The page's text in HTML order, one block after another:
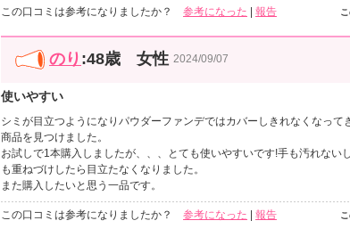
この口コミは参考になりましたか？ 参考になった 報告
のり :48歳 女性 2024/09/07
使いやすい
シミが目立つようになりパウダーファンデではカバーしきれなくなっ
商品を見つけました。
お試しで1本購入しましたが、、、とても使いやすいです!手も汚れない
も重ねづけしたら目立たなくなりました。
また購入したいと思う一品です。
この口コミは参考になりましたか？ 参考になった 報告